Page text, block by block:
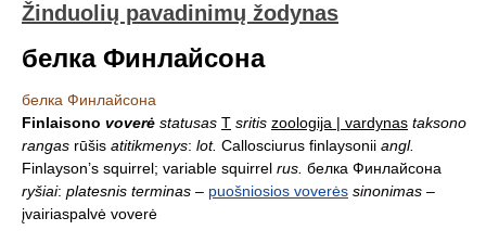
Žinduolių pavadinimų žodynas
белка Финлайсона
белка Финлайсона
Finlaisono voverė statusas T sritis zoologija | vardynas taksono
rangas rūšis atitikmenys: lot. Callosciurus finlaysonii angl.
Finlayson’s squirrel; variable squirrel rus. белка Финлайсона
ryšiai: platesnis terminas – puošniosios voverės sinonimas –
įvairiaspalvė voverė